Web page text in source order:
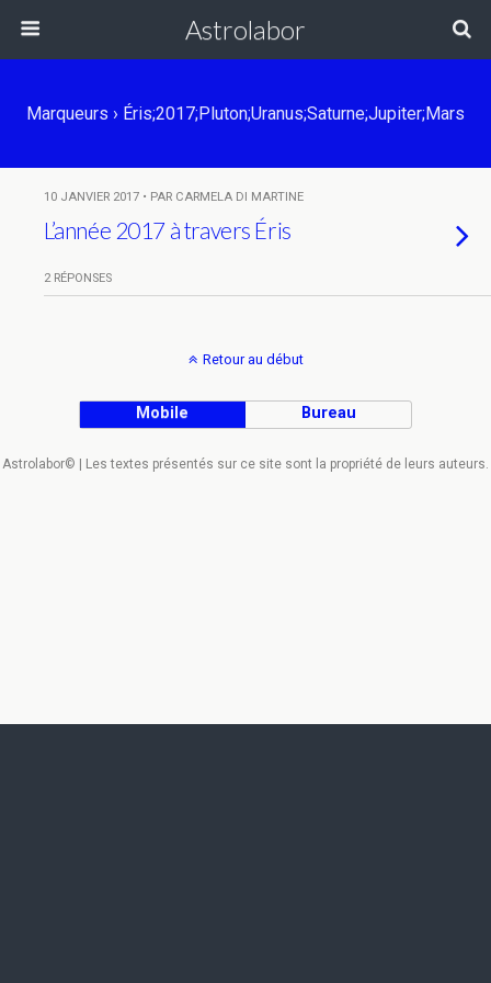
Astrolabor
Marqueurs › Éris;2017;Pluton;Uranus;Saturne;Jupiter;Mars
10 JANVIER 2017 • PAR CARMELA DI MARTINE
L’année 2017 à travers Éris
2 RÉPONSES
Retour au début
Mobile Bureau
Astrolabor© | Les textes présentés sur ce site sont la propriété de leurs auteurs.